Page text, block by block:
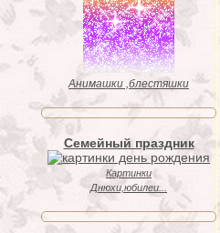
Анимашки ,блестяшки
Семейный праздник
Картинки
Днюхи,юбилеи...